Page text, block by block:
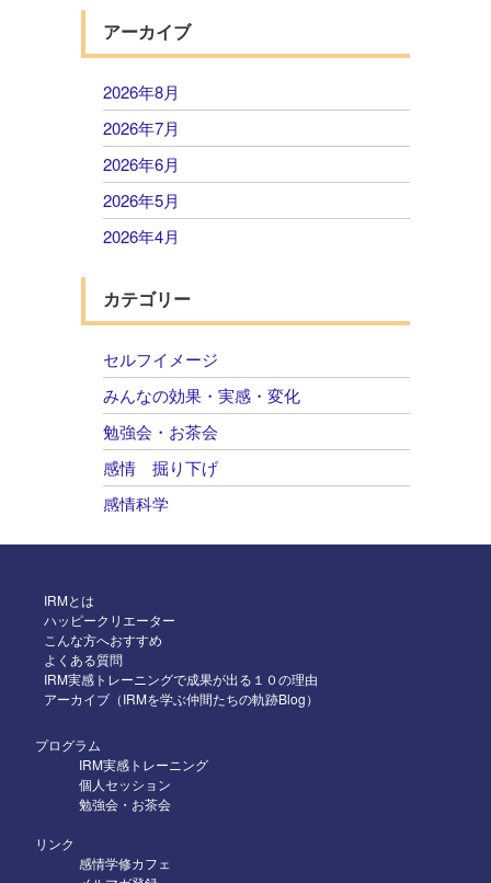
アーカイブ
2026年8月
2026年7月
2026年6月
2026年5月
2026年4月
2026年2月
2025年12月
2025年11月
2025年10月
2025年9月
2025年5月
2025年4月
2025年3月
2025年1月
2024年12月
カテゴリー
セルフイメージ
みんなの効果・実感・変化
勉強会・お茶会
感情 掘り下げ
感情科学
自己肯定感 感情のコントロール
IRMとは
ハッピークリエーター
こんな方へおすすめ
よくある質問
IRM実感トレーニングで成果が出る１０の理由
アーカイブ（IRMを学ぶ仲間たちの軌跡Blog）
プログラム
IRM実感トレーニング
個人セッション
勉強会・お茶会
リンク
感情学修カフェ